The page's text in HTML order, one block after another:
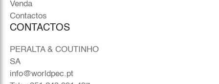
Venda
Contactos
CONTACTOS
PERALTA & COUTINHO
SA
info@worldpec.pt